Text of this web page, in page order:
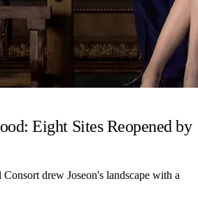
Eight Sites Reopened by
drew Joseon's landscape with a